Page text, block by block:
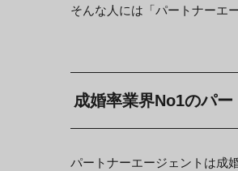
そんな人には「パートナーエ
成婚率業界No1のパ
パートナーエージェントは成